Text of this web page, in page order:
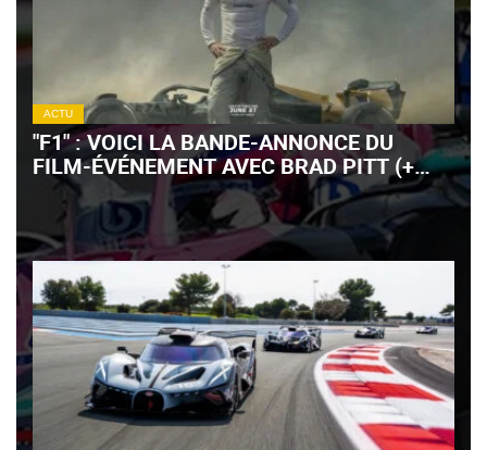
ACTU
"F1" : VOICI LA BANDE-ANNONCE DU
FILM-ÉVÉNEMENT AVEC BRAD PITT (+
VIDÉO)